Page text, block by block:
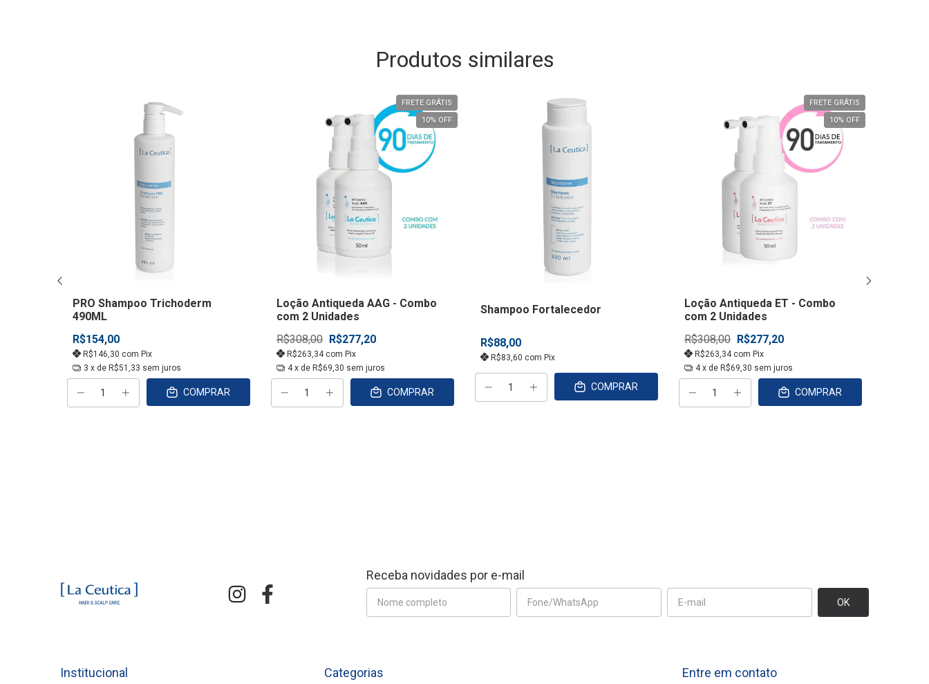
Produtos similares
PRO Shampoo Trichoderm
490ML
R$154,00
R$146,30 com Pix
3 x de R$51,33 sem juros
COMPRAR
FRETE GRÁTIS
10% OFF
Loção Antiqueda AAG - Combo
com 2 Unidades
R$308,00 R$277,20
R$263,34 com Pix
4 x de R$69,30 sem juros
COMPRAR
Shampoo Fortalecedor
R$88,00
R$83,60 com Pix
COMPRAR
FRETE GRÁTIS
10% OFF
Loção Antiqueda ET - Combo
com 2 Unidades
R$308,00 R$277,20
R$263,34 com Pix
4 x de R$69,30 sem juros
COMPRAR
Receba novidades por e-mail
Institucional Categorias Entre em contato